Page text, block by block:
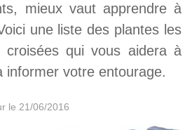
mieux vaut apprendre à
une liste des plantes les
croisées qui vous aidera à
informer votre entourage.
le 21/06/2016